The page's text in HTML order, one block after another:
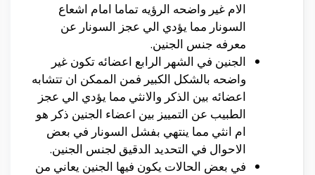
الام غير واضحه الرؤيه تماما امام اشعاع
السونار مما يؤدي الي عجز السونار عن
معرفه جنس الجنين.
الجنين في الشهر الرابع اعضائه تكون غير
واضحه بالشكل الكبير فمن الممكن ان تتشابه
اعضائه بين الذكر والانثي مما يؤدي الي عجز
الطبيب عن التمييز بين اعضاء الجنين ذكر هو
ام انثي مما ينتهي بفشل السونار في بعض
الاحوال في التحديد الدقيق لجنس الجنين.
في بعض الحالات يكون فيها الجنين يعاني من